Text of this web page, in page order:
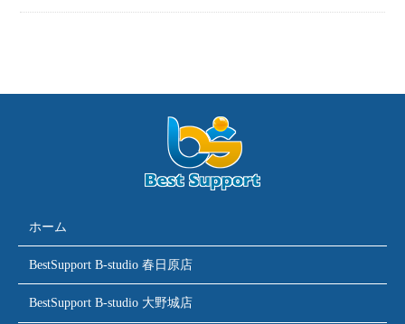
ホーム
BestSupport B-studio 春日原店
BestSupport B-studio 大野城店